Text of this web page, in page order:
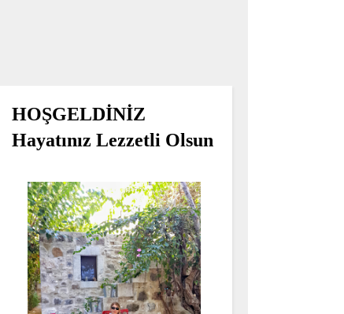
HOŞGELDİNİZ
Hayatınız Lezzetli Olsun